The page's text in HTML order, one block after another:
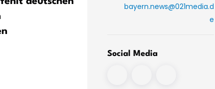
bayern.news@021media.d
e
Social Media